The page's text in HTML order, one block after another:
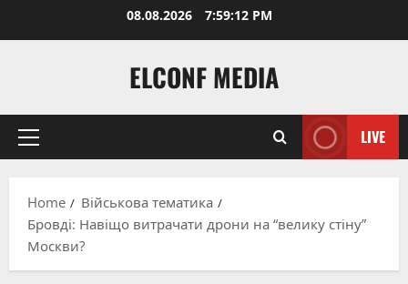
08.08.2026 7:59:13 PM
ELCONF MEDIA
Primary
LIVE
Home
Військова тематика
Бровді: Навіщо витрачати дрони на “велику стіну”
Москви?